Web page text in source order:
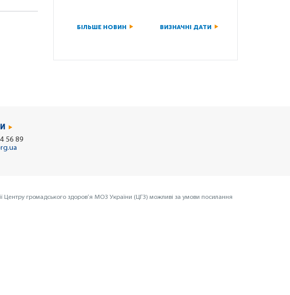
БІЛЬШЕ НОВИН ВИЗНАЧНІ ДАТИ
56 89
громадського здоров’я МОЗ України (ЦГЗ) можливі за умови посилання